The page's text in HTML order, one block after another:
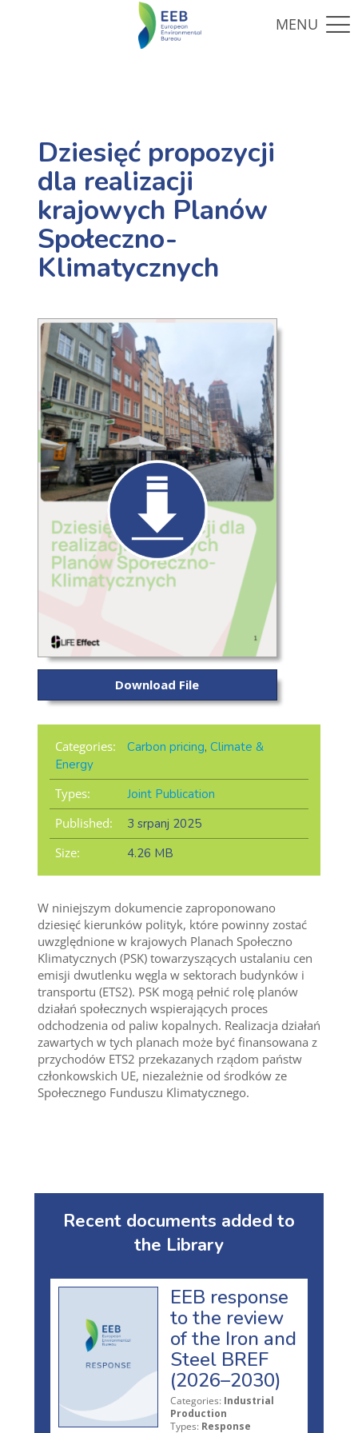
Dziesięć propozycji
dla realizacji
krajowych Planów
Społeczno-
Klimatycznych
Download File
Categories: Carbon pricing, Climate &
Energy
Types:
Joint Publication
Published:
3 srpanj 2025
Size:
4.26 MB
W niniejszym dokumencie zaproponowano
dziesięć kierunków polityk, które powinny zostać
uwzględnione w krajowych Planach Społeczno
Klimatycznych (PSK) towarzyszących ustalaniu cen
emisji dwutlenku węgla w sektorach budynków i
transportu (ETS2). PSK mogą pełnić rolę planów
działań społecznych wspierających proces
odchodzenia od paliw kopalnych. Realizacja działań
zawartych w tych planach może być finansowana z
przychodów ETS2 przekazanych rządom państw
członkowskich UE, niezależnie od środków ze
Społecznego Funduszu Klimatycznego.
Recent documents added to
the Library
EEB response
to the review
of the Iron and
Steel BREF
(2026–2030)
Categories: Industrial
Production
Types: Response